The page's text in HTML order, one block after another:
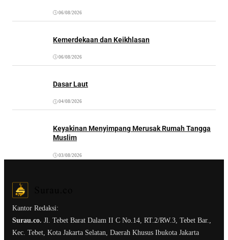
06/08/2026
Kemerdekaan dan Keikhlasan
06/08/2026
Dasar Laut
04/08/2026
Keyakinan Menyimpang Merusak Rumah Tangga
Muslim
03/08/2026
Kantor Redaksi:
Surau.co. Jl. Tebet Barat Dalam II C No.14, RT.2/RW.3, Tebet Bar.,
Kec. Tebet, Kota Jakarta Selatan, Daerah Khusus Ibukota Jakarta